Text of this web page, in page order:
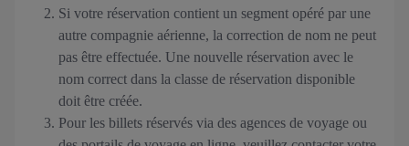
Si votre réservation contient un segment opéré par une
autre compagnie aérienne, la correction de nom ne peut
pas être effectuée. Une nouvelle réservation avec le
nom correct dans la classe de réservation disponible
doit être créée.
Pour les billets réservés via des agences de voyage ou